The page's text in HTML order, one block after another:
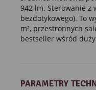
942 lm. Sterowanie z
bezdotykowego). To
m², przestronnych
bestseller wśród
PARAMETRY